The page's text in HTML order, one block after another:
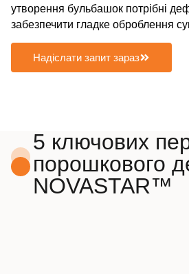
утворення бульбашок потрібні
забезпечити гладке оброблення
Надіслати запит зараз
5 ключових
порошкового
NOVASTAR™